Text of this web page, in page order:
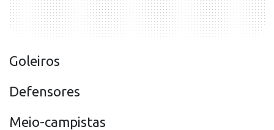
Goleiros
Defensores
Meio-campistas